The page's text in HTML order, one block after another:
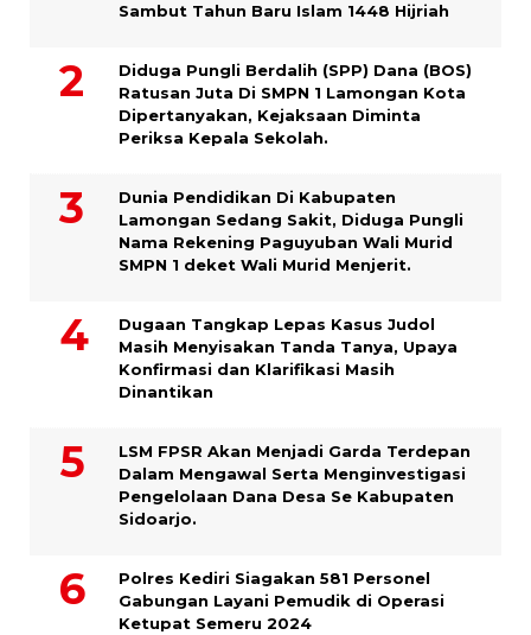
Sambut Tahun Baru Islam 1448 Hijriah
Diduga Pungli Berdalih (SPP) Dana (BOS)
Ratusan Juta Di SMPN 1 Lamongan Kota
Dipertanyakan, Kejaksaan Diminta
Periksa Kepala Sekolah.
Dunia Pendidikan Di Kabupaten
Lamongan Sedang Sakit, Diduga Pungli
Nama Rekening Paguyuban Wali Murid
SMPN 1 deket Wali Murid Menjerit.
Dugaan Tangkap Lepas Kasus Judol
Masih Menyisakan Tanda Tanya, Upaya
Konfirmasi dan Klarifikasi Masih
Dinantikan
LSM FPSR Akan Menjadi Garda Terdepan
Dalam Mengawal Serta Menginvestigasi
Pengelolaan Dana Desa Se Kabupaten
Sidoarjo.
Polres Kediri Siagakan 581 Personel
Gabungan Layani Pemudik di Operasi
Ketupat Semeru 2024